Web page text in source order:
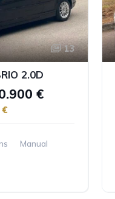
13
2.0D
€
Manual